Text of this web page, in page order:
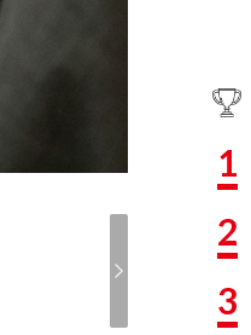
1
2
3